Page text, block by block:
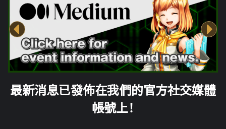
最新消息已發佈在我們的官方社交媒體
帳號上！